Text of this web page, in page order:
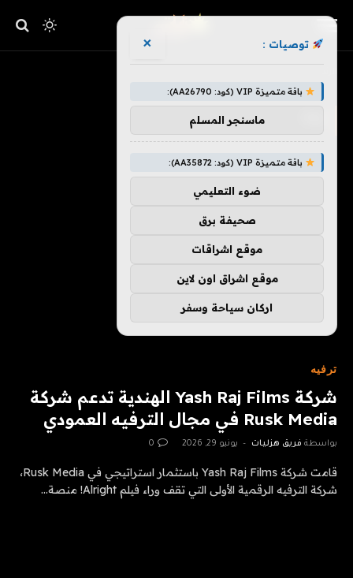
ترفيه
شركة Yash Raj Films الهندية تدعم شركة
Rusk Media في مجال الترفيه العمودي
بواسطة فريق هزليات يونيو 29, 2026 0
قامت شركة Yash Raj Films باستثمار استراتيجي في Rusk Media،
شركة الترفيه الرقمية الأولى التي تقف وراء فيلم Alright! منصة…
توصيات : ×
باقة متميزة VIP (كود: AA26790):
ماسنجر المسلم
باقة متميزة VIP (كود: AA35872):
ضوء التعليمي
صحيفة برق
موقع اشراقات
موقع اشراق اون لاين
اركان سياحة وسفر